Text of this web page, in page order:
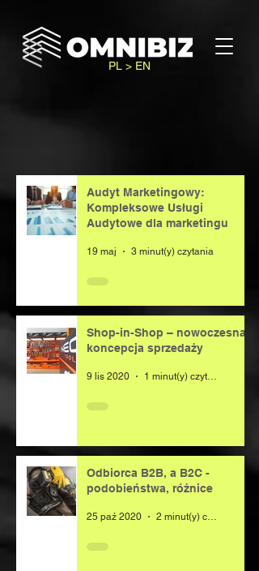
PL > EN
Audyt Marketingowy:
Kompleksowe Usługi
Audytowe dla marketingu
19 maj 3 minut(y) czytania
Shop-in-Shop – nowoczesna
koncepcja sprzedaży
9 lis 2020 1 minut(y) czytania
Odbiorca B2B, a B2C -
podobieństwa, różnice
25 paź 2020 2 minut(y) czytania